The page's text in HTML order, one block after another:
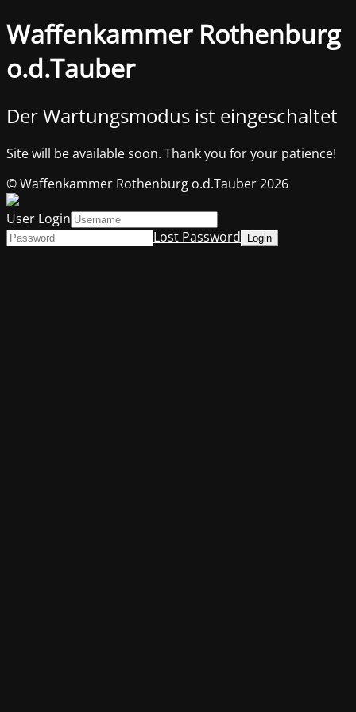
Waffenkammer Rothenburg
o.d.Tauber
Der Wartungsmodus ist eingeschaltet
Site will be available soon. Thank you for your patience!
© Waffenkammer Rothenburg o.d.Tauber 2026
User Login
Lost Password